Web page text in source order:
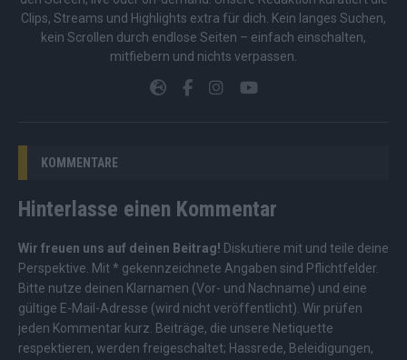
Clips, Streams und Highlights extra für dich. Kein langes Suchen,
kein Scrollen durch endlose Seiten – einfach einschalten,
mitfiebern und nichts verpassen.
KOMMENTARE
Hinterlasse einen Kommentar
Wir freuen uns auf deinen Beitrag! Diskutiere mit und teile deine
Perspektive. Mit * gekennzeichnete Angaben sind Pflichtfelder.
Bitte nutze deinen Klarnamen (Vor- und Nachname) und eine
gültige E-Mail-Adresse (wird nicht veröffentlicht). Wir prüfen
jeden Kommentar kurz. Beiträge, die unsere Netiquette
respektieren, werden freigeschaltet; Hassrede, Beleidigungen,